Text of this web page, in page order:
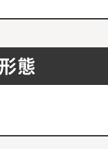
態